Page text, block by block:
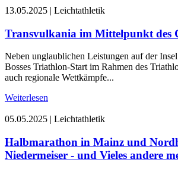
13.05.2025 | Leichtathletik
Transvulkania im Mittelpunkt des
Neben unglaublichen Leistungen auf der
Bosses Triathlon-Start im Rahmen des
auch regionale Wettkämpfe...
Weiterlesen
05.05.2025 | Leichtathletik
Halbmarathon in Mainz und
Niedermeiser - und Vieles andere